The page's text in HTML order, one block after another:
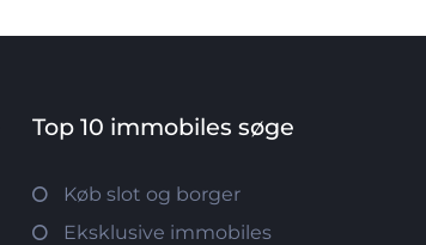
Top 10 immobiles søge
Køb slot og borger
Eksklusive immobiles